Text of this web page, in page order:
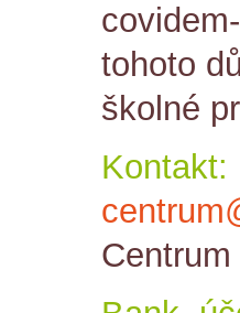
tohoto
školné
Kontakt: